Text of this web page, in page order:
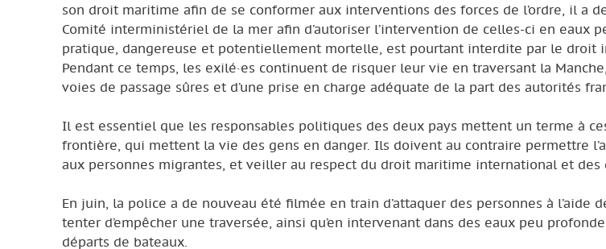
son droit maritime afin de se conformer aux interventions des forces de l’ordre, il a
Comité interministériel de la mer afin d’autoriser l’intervention de celles-ci en eaux
pratique, dangereuse et potentiellement mortelle, est pourtant interdite par le droit
Pendant ce temps, les exilé·es continuent de risquer leur vie en traversant la
voies de passage sûres et d’une prise en charge adéquate de la part des autorités
Il est essentiel que les responsables politiques des deux pays mettent un terme à
frontière, qui mettent la vie des gens en danger. Ils doivent au contraire permettre
aux personnes migrantes, et veiller au respect du droit maritime international et des
En juin, la police a de nouveau été filmée en train d’attaquer des personnes à l’aide
tenter d’empêcher une traversée, ainsi qu’en intervenant dans des eaux peu
départs de bateaux.